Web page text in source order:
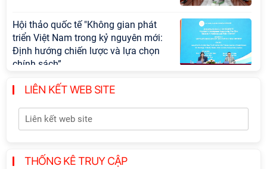
Hội thảo quốc tế "Không gian phát
triển Việt Nam trong kỷ nguyên mới:
Định hướng chiến lược và lựa chọn
chính sách”
Khai quật công trường khai thác đá
Tôn
sinh đào tạo trình độ tiến sĩ đợt 1
LIÊN KẾT WEB SITE
THỐNG KÊ TRUY CẬP